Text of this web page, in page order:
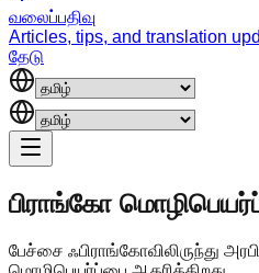
வலைப்பதிவு
Articles, tips, and translation
தேடு
பிராங்கோ
பேச்சை ஃபிராங்கோவிலிருந்து